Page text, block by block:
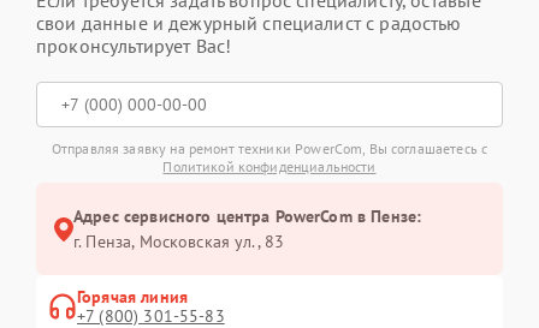
свои данные и дежурный специалист с радостью
проконсультирует Вас!
Отправляя заявку на ремонт техники PowerCom, Вы соглашаетесь с
Политикой конфиденциальности
Адрес сервисного центра PowerCom в Пензе:
г. Пенза, Московская ул., 83
Горячая линия
+7 (800) 301-55-83